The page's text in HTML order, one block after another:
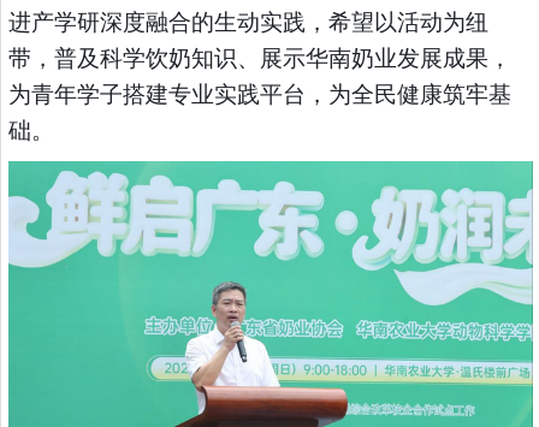
进产学研深度融合的生动实践，希望以活动为纽
带，普及科学饮奶知识、展示华南奶业发展成果，
为青年学子搭建专业实践平台，为全民健康筑牢基
础。